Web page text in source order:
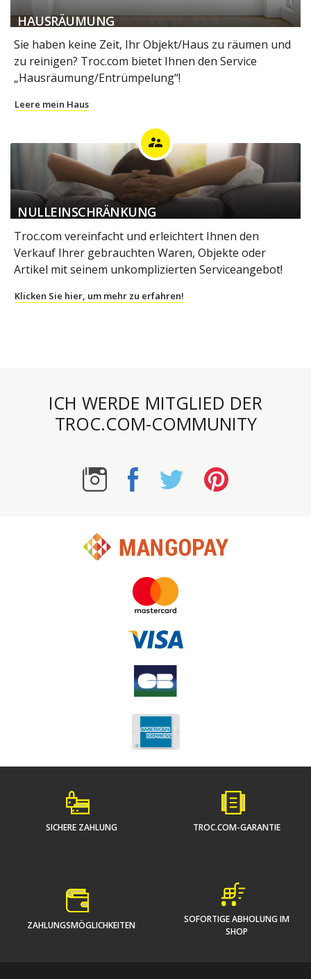
HAUSRÄUMUNG
Sie haben keine Zeit, Ihr Objekt/Haus zu räumen und
zu reinigen? Troc.com bietet Ihnen den Service
„Hausräumung/Entrümpelung“!
Leere mein Haus
supervisor_account
NULLEINSCHRÄNKUNG
Troc.com vereinfacht und erleichtert Ihnen den
Verkauf Ihrer gebrauchten Waren, Objekte oder
Artikel mit seinem unkomplizierten Serviceangebot!
Klicken Sie hier, um mehr zu erfahren!
ICH WERDE MITGLIED DER
TROC.COM-COMMUNITY
SICHERE ZAHLUNG TROC.COM-GARANTIE
ZAHLUNGSMÖGLICHKEITEN
SOFORTIGE ABHOLUNG IM
SHOP